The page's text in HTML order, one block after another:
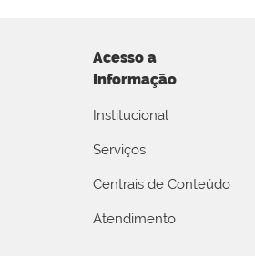
Acesso a
Informação
Institucional
Serviços
Centrais de Conteúdo
Atendimento